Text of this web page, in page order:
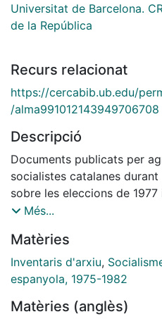
Universitat de Barcelona.
de la República
Recurs relacionat
https://cercabib.ub.edu/
/alma991012143949706708
Descripció
Documents publicats per
socialistes catalanes
sobre les eleccions de
caràcter divers.
Més...
Matèries
Inventaris d'arxiu,
espanyola, 1975-1982
Matèries (anglès)